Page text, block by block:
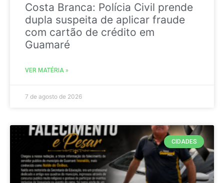
Costa Branca: Polícia Civil prende
dupla suspeita de aplicar fraude
com cartão de crédito em
Guamaré
VER MATÉRIA »
7 de agosto de 2026
CIDADES